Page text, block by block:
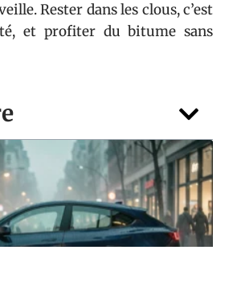
Rester dans les clous, c’est
et profiter du bitume sans